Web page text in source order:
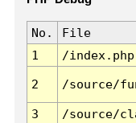
No. File
1
/index.php
2 /source/
3 /source/